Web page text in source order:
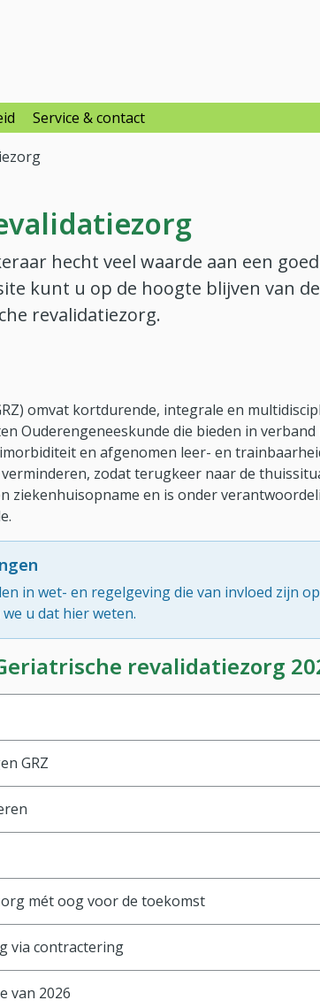
Service & contact
hecht veel waarde aan een
kunt u op de hoogte blijven van
revalidatiezorg.
omvat kortdurende, integrale en
Ouderengeneeskunde die bieden in verband
en afgenomen leer- en
zodat terugkeer naar de
ziekenhuisopname en is onder
in wet- en regelgeving die van invloed zijn
u dat hier weten.
revalidatiezorg
GRZ
mét oog voor de toekomst
via contractering
van 2026